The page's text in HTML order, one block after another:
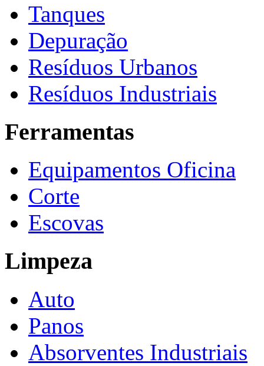
Tanques
Depuração
Resíduos Urbanos
Resíduos Industriais
Ferramentas
Equipamentos Oficina
Corte
Escovas
Limpeza
Auto
Panos
Absorventes Industriais